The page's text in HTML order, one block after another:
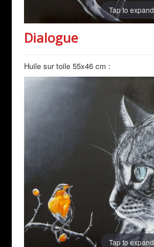
Tap to expand
Dialogue
Huile sur toile 55x46 cm :
Tap to expand